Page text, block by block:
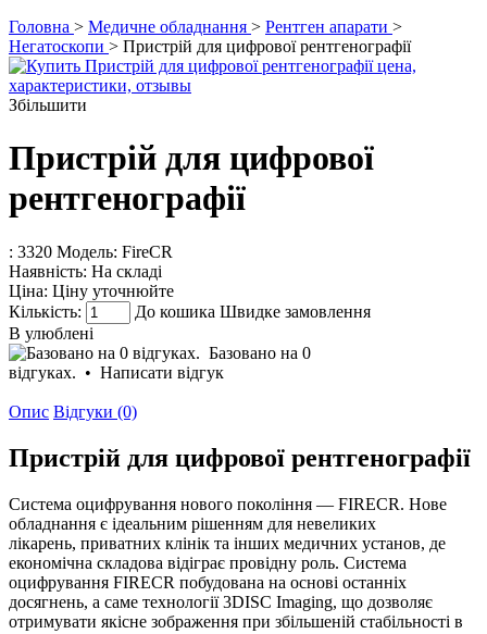
Головна > Медичне обладнання > Рентген апарати >
Негатоскопи > Пристрій для цифрової рентгенографії
Збільшити
Пристрій для цифрової
рентгенографії
: 3320 Модель: FireCR
Наявність: На складі
Ціна: Ціну уточнюйте
Кількість:
До кошика Швидке замовлення
В улюблені
Базовано на 0
відгуках. • Написати відгук
Опис Відгуки (0)
Пристрій для цифрової рентгенографії
Система оцифрування нового покоління — FIRECR. Нове
обладнання є ідеальним рішенням для невеликих
лікарень, приватних клінік та інших медичних установ, де
економічна складова відіграє провідну роль. Система
оцифрування FIRECR побудована на основі останніх
досягнень, а саме технології 3DISC Imaging, що дозволяє
отримувати якісне зображення при збільшеній стабільності в